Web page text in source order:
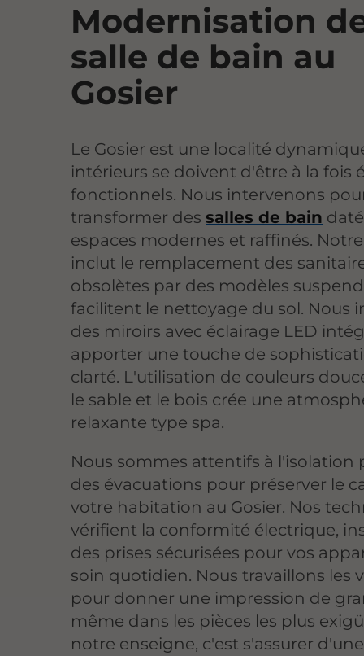
Modernisation
salle de bain au
Gosier
Le Gosier est une localité
intérieurs se doivent d'être à la fois
fonctionnels. Nous intervenons
transformer dessalles de bain
espaces modernes et raffinés.
inclut le remplacement des
obsolètes par des modèles
facilitent le nettoyage du sol. Nous
des miroirs avec éclairage LED
apporter une touche de
clarté. L'utilisation de couleurs
le sable et le bois crée une
relaxante type spa.
Nous sommes attentifs à l'isolation
des évacuations pour préserver le
votre habitation au Gosier. Nos
vérifient la conformité électrique,
des prises sécurisées pour vos
soin quotidien. Nous travaillons les
pour donner une impression de
même dans les pièces les plus
notre enseigne, c'est s'assurer d'une